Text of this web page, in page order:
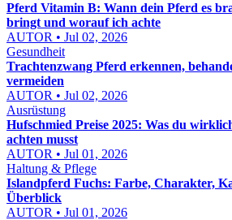
Pferd Vitamin B: Wann dein Pferd es
bringt und worauf ich achte
AUTOR • Jul 02, 2026
Gesundheit
Trachtenzwang Pferd erkennen,
vermeiden
AUTOR • Jul 02, 2026
Ausrüstung
Hufschmied Preise 2025: Was du
achten musst
AUTOR • Jul 01, 2026
Haltung & Pflege
Islandpferd Fuchs: Farbe, Charakter,
Überblick
AUTOR • Jul 01, 2026